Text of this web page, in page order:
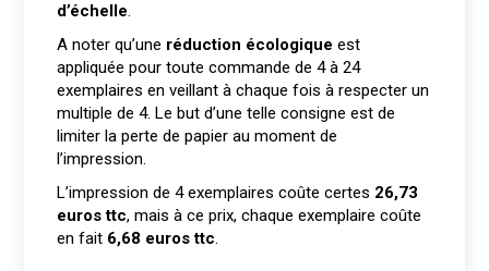
d’échelle.
A noter qu’une réduction écologique est
appliquée pour toute commande de 4 à 24
exemplaires en veillant à chaque fois à respecter un
multiple de 4. Le but d’une telle consigne est de
limiter la perte de papier au moment de
l’impression.
L’impression de 4 exemplaires coûte certes 26,73
euros ttc, mais à ce prix, chaque exemplaire coûte
en fait 6,68 euros ttc.